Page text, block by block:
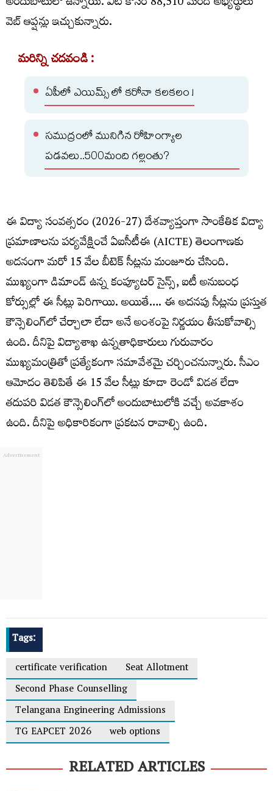
వెబ్‌ ఆప్షన్లు ఇచ్చుకున్నారు.
మరిన్ని చదవండి :
ఏపీలో ఎయిమ్స్ లో కరోనా కలకలం !
సముద్రంలో మునిగిన రోహింగ్యాల
పడవలు..500మంది గల్లంతు?
ఈ విద్యా సంవత్సరం (2026-27) దేశవ్యాప్తంగా సాంకేతిక విద్యా
ప్రమాణాలను పర్యవేక్షించే ఏఐసీటీఈ (AICTE) తెలంగాణకు
అదనంగా మరో 15 వేల బీటెక్‌ సీట్లను మంజూరు చేసింది.
ముఖ్యంగా డిమాండ్ ఉన్న కంప్యూటర్ సైన్స్, ఐటీ అనుబంధ
కోర్సుల్లో ఈ సీట్లు పెరిగాయి. అయితే…. ఈ అదనపు సీట్లను ప్రస్తుత
కౌన్సెలింగ్‌లో చేర్చాలా లేదా అనే అంశంపై నిర్ణయం తీసుకోవాల్సి
ఉంది. దీనిపై విద్యాశాఖ ఉన్నతాధికారులు గురువారం
ముఖ్యమంత్రితో ప్రత్యేకంగా సమావేశమై చర్చించనున్నారు. సీఎం
ఆమోదం తెలిపితే ఈ 15 వేల సీట్లు కూడా రెండో విడత లేదా
తదుపరి విడత కౌన్సెలింగ్‌లో అందుబాటులోకి వచ్చే అవకాశం
ఉంది. దీనిపై అధికారికంగా ప్రకటన రావాల్సి ఉంది.
Tags:
certificate verification
Seat Allotment
Second Phase Counselling
Telangana Engineering Admissions
TG EAPCET 2026
web options
RELATED ARTICLES